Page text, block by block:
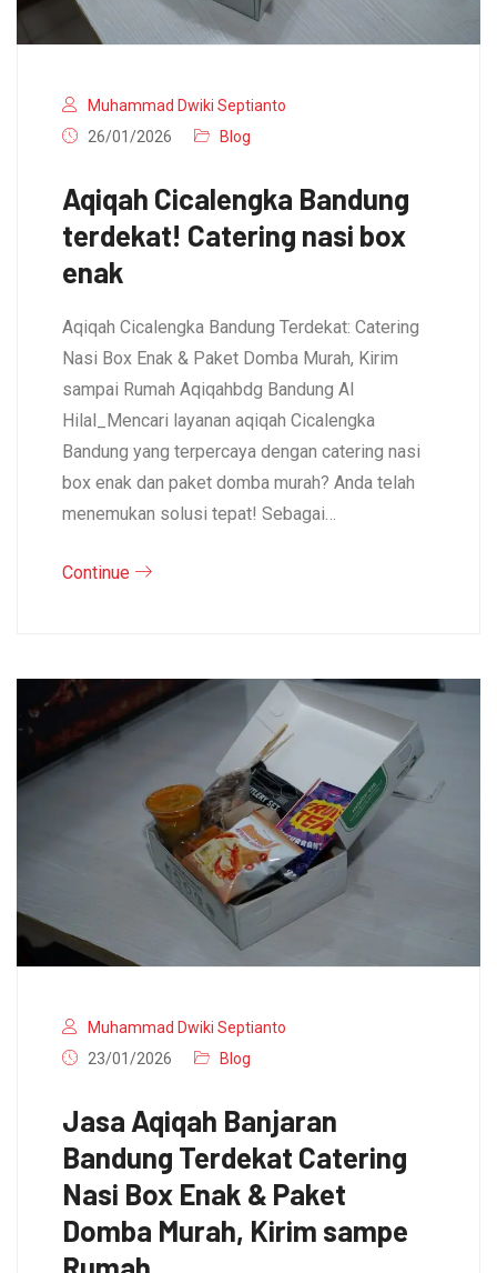
Muhammad Dwiki Septianto
26/01/2026
Blog
Aqiqah Cicalengka Bandung
terdekat! Catering nasi box
enak
Aqiqah Cicalengka Bandung Terdekat: Catering
Nasi Box Enak & Paket Domba Murah, Kirim
sampai Rumah Aqiqahbdg Bandung Al
Hilal_Mencari layanan aqiqah Cicalengka
Bandung yang terpercaya dengan catering nasi
box enak dan paket domba murah? Anda telah
menemukan solusi tepat! Sebagai…
Continue
Muhammad Dwiki Septianto
23/01/2026
Blog
Jasa Aqiqah Banjaran
Bandung Terdekat Catering
Nasi Box Enak & Paket
Domba Murah, Kirim sampe